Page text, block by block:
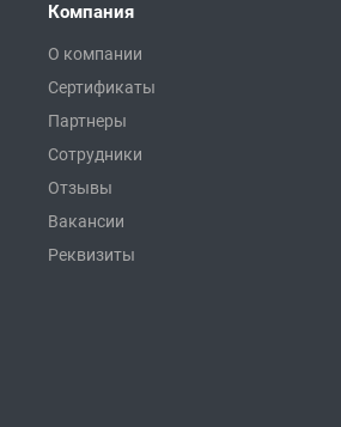
Компания
О компании
Сертификаты
Партнеры
Сотрудники
Отзывы
Вакансии
Реквизиты